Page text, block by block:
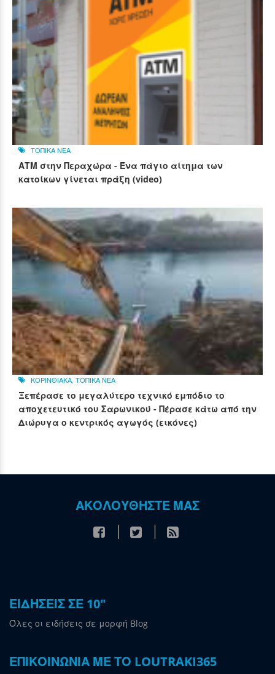
ΤΟΠΙΚΑ ΝΕΑ
ΑΤΜ στην Περαχώρα - Ένα πάγιο αίτημα των
κατοίκων γίνεται πράξη (video)
ΚΟΡΙΝΘΙΑΚΑ ΤΟΠΙΚΑ ΝΕΑ
Ξεπέρασε το μεγαλύτερο τεχνικό εμπόδιο το
αποχετευτικό του Σαρωνικού - Πέρασε κάτω από την
Διώρυγα ο κεντρικός αγωγός (εικόνες)
ΑΚΟΛΟΥΘΗΣΤΕ ΜΑΣ
ΕΙΔΗΣΕΙΣ ΣΕ 10"
Όλες οι ειδήσεις σε μορφή Blog
ΕΠΙΚΟΙΝΩΝΙΑ ΜΕ ΤΟ LOUTRAKI365